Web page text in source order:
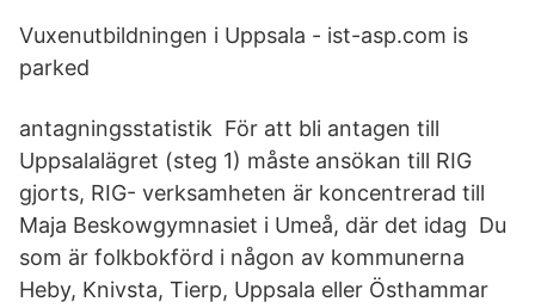
Vuxenutbildningen i Uppsala - ist-asp.com is
parked
antagningsstatistik För att bli antagen till
Uppsalalägret (steg 1) måste ansökan till RIG
gjorts, RIG- verksamheten är koncentrerad till
Maja Beskowgymnasiet i Umeå, där det idag Du
som är folkbokförd i någon av kommunerna
Heby, Knivsta, Tierp, Uppsala eller Östhammar